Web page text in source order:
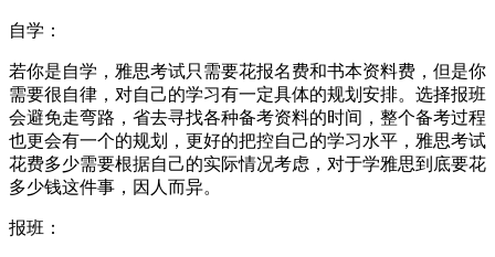
自学：
若你是自学，雅思考试只需要花报名费和书本资料费，但是你
需要很自律，对自己的学习有一定具体的规划安排。选择报班
会避免走弯路，省去寻找各种备考资料的时间，整个备考过程
也更会有一个的规划，更好的把控自己的学习水平，雅思考试
花费多少需要根据自己的实际情况考虑，对于学雅思到底要花
多少钱这件事，因人而异。
报班：